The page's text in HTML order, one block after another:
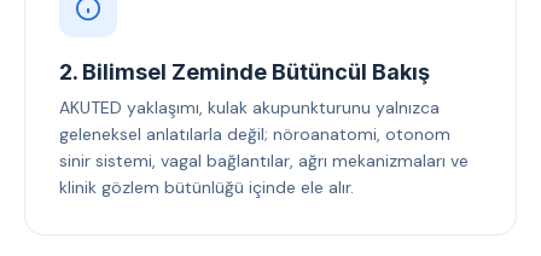
2. Bilimsel Zeminde Bütüncül Bakış
AKUTED yaklaşımı, kulak akupunkturunu yalnızca
geleneksel anlatılarla değil; nöroanatomi, otonom
sinir sistemi, vagal bağlantılar, ağrı mekanizmaları ve
klinik gözlem bütünlüğü içinde ele alır.